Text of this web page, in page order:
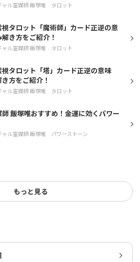
ャル霊媒師 飯塚唯 タロット
タロット「魔術師」カード正逆の意
き方をご紹介！
ャル霊媒師 飯塚唯 タロット
タロット「塔」カード正逆の意味
方をご紹介！
ャル霊媒師 飯塚唯 タロット
飯塚唯おすすめ！金運に効くパワー
ャル霊媒師 飯塚唯 パワーストーン
もっと見る